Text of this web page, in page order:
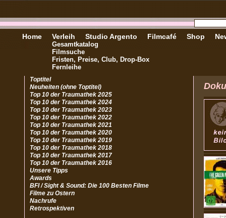
Home Verleih
Gesamtkatalog
Filmsuche
Fristen, Preise, Club, Drop-Box
Fernleihe
Studio Argento Filmcafé Shop
Toptitel
Neuheiten (ohne Toptitel)
Top 10 der Traumathek 2025
Top 10 der Traumathek 2024
Top 10 der Traumathek 2023
Top 10 der Traumathek 2022
Top 10 der Traumathek 2021
Top 10 der Traumathek 2020
Top 10 der Traumathek 2019
Top 10 der Traumathek 2018
Top 10 der Traumathek 2017
Top 10 der Traumathek 2016
Unsere Tipps
Awards
BFI / Sight & Sound: Die 100 Besten Filme
Filme zu Ostern
Nachrufe
Retrospektiven